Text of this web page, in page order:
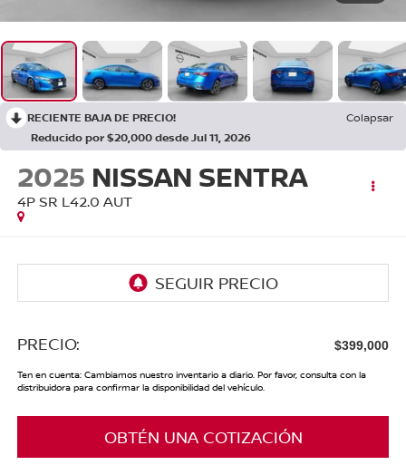
RECIENTE BAJA DE PRECIO!
Colapsar
Reducido por $20,000 desde Jul 11, 2026
2025 NISSAN SENTRA
4P SR L42.0 AUT
PRECIO: $399,000
Ten en cuenta: Cambiamos nuestro inventario a diario. Por favor, consulta con la
distribuidora para confirmar la disponibilidad del vehículo.
OBTÉN UNA COTIZACIÓN